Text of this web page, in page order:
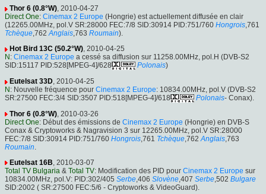
Thor 6 (0.8°W), 2010-04-27
Direct One: Cinemax 2 Europe (Hongrie) est actuellement diffusée en clair
(12265.00MHz, pol.V SR:28000 FEC:7/8 SID:30914 PID:751/760 Hongrois,761
Tchèque,762 Anglais,763 Roumain).
Hot Bird 13C (50.2°W), 2010-04-25
N : Cinemax 2 Europe a cessé sa diffusion sur 11258.00MHz, pol.H (DVB-S2
SID:15117 PID:528[MPEG-4]/628
Polonais)
Eutelsat 33D, 2010-04-25
N : Nouvelle fréquence pour Cinemax 2 Europe: 10834.00MHz, pol.V (DVB-S2
SR:27500 FEC:3/4 SID:3507 PID:518[MPEG-4]/618
Polonais- Conax).
Thor 6 (0.8°W), 2010-03-26
Direct One: Début des émissions de Cinemax 2 Europe (Hongrie) en DVB-S
Conax & Cryptoworks & Nagravision 3 sur 12265.00MHz, pol.V SR:28000
FEC:7/8 SID:30914 PID:751/760 Hongrois,761 Tchèque,762 Anglais,763
Roumain.
Eutelsat 16B, 2010-03-07
Total TV Bulgaria & Total TV: Modification des PID pour Cinemax 2 Europe sur
10834.00MHz, pol.V: PID:302/405 Serbe,406 Slovène,407 Serbe,502 Bulgare
SID:2002 ( SR:27500 FEC:5/6 - Cryptoworks & VideoGuard).